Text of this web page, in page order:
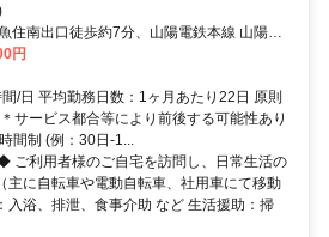
！東証スタンダード上場の安定基盤のもと、
充実の待遇あり！
住南出口徒歩約7分、山陽電鉄本線 山陽魚
線 西江井ヶ島徒歩約15分 山陽電鉄本線
7分
円
/日 平均勤務日数：1ヶ月あたり22日 原則
サービス都合等により前後する可能性あり
間制 (例：30日-1...
ご利用者様のご自宅を訪問し、日常生活の
主に自転車や電動自転車、社用車にて移動
入浴、排泄、食事介助 など 生活援助：掃